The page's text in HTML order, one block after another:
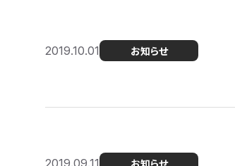
2019.10.01 お知らせ
2019.09.11 お知らせ